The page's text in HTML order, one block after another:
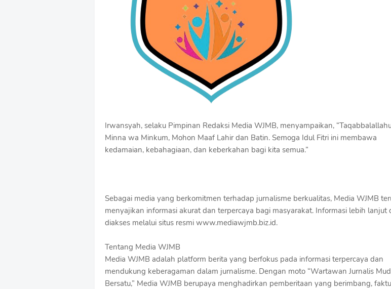
Irwansyah, selaku Pimpinan Redaksi Media WJMB, menyampaikan,
Minna wa Minkum, Mohon Maaf Lahir dan Batin. Semoga Idul Fitri ini membawa
kedamaian, kebahagiaan, dan keberkahan bagi kita semua.”
Sebagai media yang berkomitmen terhadap jurnalisme berkualitas, Media WJMB
menyajikan informasi akurat dan terpercaya bagi masyarakat. Informasi lebih lanjut
diakses melalui situs resmi www.mediawjmb.biz.id.
Tentang Media WJMB
Media WJMB adalah platform berita yang berfokus pada informasi terpercaya dan
mendukung keberagaman dalam jurnalisme. Dengan moto “Wartawan Jurnalis
Bersatu,” Media WJMB berupaya menghadirkan pemberitaan yang berimbang,